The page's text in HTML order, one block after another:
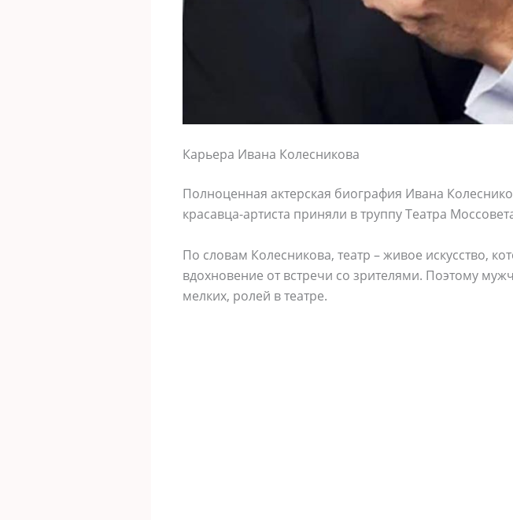
Карьера Ивана Колесникова
Полноценная актерская биография Ивана
красавца-артиста приняли в труппу Театра
По словам Колесникова, театр – живое искусство,
вдохновение от встречи со зрителями. Поэтому
мелких, ролей в театре.